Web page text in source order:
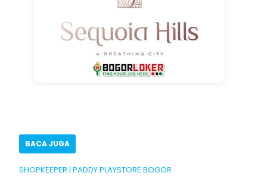
BACA JUGA
SHOPKEEPER | PADDY PLAYSTORE BOGOR